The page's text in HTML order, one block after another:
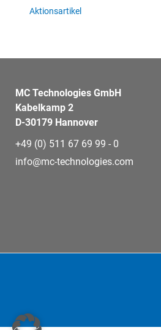
Aktionsartikel
MC Technologies GmbH
Kabelkamp 2
D-30179 Hannover
+49 (0) 511 67 69 99 - 0
info@mc-technologies.com